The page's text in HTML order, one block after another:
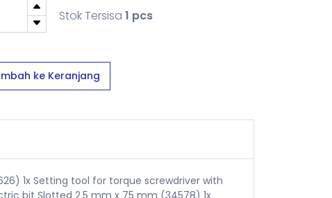
Stok Tersisa 1 pcs
ke Keranjang
1x Setting tool for torque screwdriver with
bit Slotted 2.5 mm x 75 mm (34578) 1x